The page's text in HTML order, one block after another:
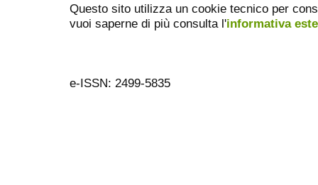
Questo sito utilizza un cookie tecnico per
vuoi saperne di più consulta l'informativa
e-ISSN: 2499-5835